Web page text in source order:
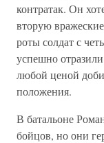
контратак. Он
вторую
роты солдат с
успешно
любой ценой
положения.
В батальоне
бойцов, но они